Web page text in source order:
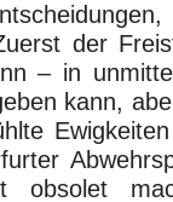
der
– in
kann,
obsolet